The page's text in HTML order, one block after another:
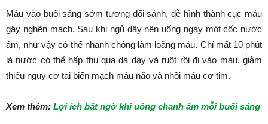
Máu vào buổi sáng sớm tương đối sánh, dễ hình thành cục máu
gây nghẽn mạch. Sau khi ngủ dậy nên uống ngay một cốc nước
ấm, như vậy có thể nhanh chóng làm loãng máu. Chỉ mất 10 phút
là nước có thể hấp thụ qua dạ dày và ruột rồi đi vào máu, giảm
thiểu nguy cơ tai biến mạch máu não và nhồi máu cơ tim.
Xem thêm: Lợi ích bất ngờ khi uống chanh ấm mỗi buổi sáng